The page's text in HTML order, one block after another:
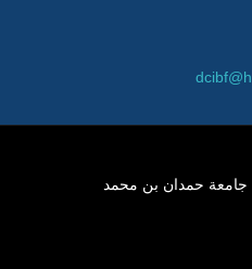
حقوق الطبع والنشر © 2017 جامعة حمدان بن محمد